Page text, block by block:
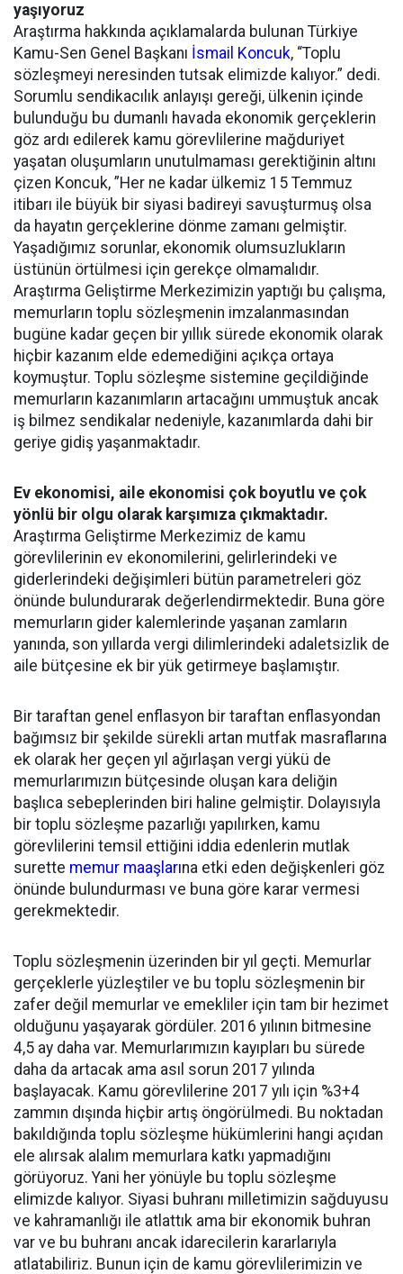
yaşıyoruz
Araştırma hakkında açıklamalarda bulunan Türkiye
Kamu-Sen Genel Başkanı İsmail Koncuk, “Toplu
sözleşmeyi neresinden tutsak elimizde kalıyor.” dedi.
Sorumlu sendikacılık anlayışı gereği, ülkenin içinde
bulunduğu bu dumanlı havada ekonomik gerçeklerin
göz ardı edilerek kamu görevlilerine mağduriyet
yaşatan oluşumların unutulmaması gerektiğinin altını
çizen Koncuk, ”Her ne kadar ülkemiz 15 Temmuz
itibarı ile büyük bir siyasi badireyi savuşturmuş olsa
da hayatın gerçeklerine dönme zamanı gelmiştir.
Yaşadığımız sorunlar, ekonomik olumsuzlukların
üstünün örtülmesi için gerekçe olmamalıdır.
Araştırma Geliştirme Merkezimizin yaptığı bu çalışma,
memurların toplu sözleşmenin imzalanmasından
bugüne kadar geçen bir yıllık sürede ekonomik olarak
hiçbir kazanım elde edemediğini açıkça ortaya
koymuştur. Toplu sözleşme sistemine geçildiğinde
memurların kazanımların artacağını ummuştuk ancak
iş bilmez sendikalar nedeniyle, kazanımlarda dahi bir
geriye gidiş yaşanmaktadır.
Ev ekonomisi, aile ekonomisi çok boyutlu ve çok
yönlü bir olgu olarak karşımıza çıkmaktadır.
Araştırma Geliştirme Merkezimiz de kamu
görevlilerinin ev ekonomilerini, gelirlerindeki ve
giderlerindeki değişimleri bütün parametreleri göz
önünde bulundurarak değerlendirmektedir. Buna göre
memurların gider kalemlerinde yaşanan zamların
yanında, son yıllarda vergi dilimlerindeki adaletsizlik de
aile bütçesine ek bir yük getirmeye başlamıştır.
Bir taraftan genel enflasyon bir taraftan enflasyondan
bağımsız bir şekilde sürekli artan mutfak masraflarına
ek olarak her geçen yıl ağırlaşan vergi yükü de
memurlarımızın bütçesinde oluşan kara deliğin
başlıca sebeplerinden biri haline gelmiştir. Dolayısıyla
bir toplu sözleşme pazarlığı yapılırken, kamu
görevlilerini temsil ettiğini iddia edenlerin mutlak
surette memur maaşlarına etki eden değişkenleri göz
önünde bulundurması ve buna göre karar vermesi
gerekmektedir.
Toplu sözleşmenin üzerinden bir yıl geçti. Memurlar
gerçeklerle yüzleştiler ve bu toplu sözleşmenin bir
zafer değil memurlar ve emekliler için tam bir hezimet
olduğunu yaşayarak gördüler. 2016 yılının bitmesine
4,5 ay daha var. Memurlarımızın kayıpları bu sürede
daha da artacak ama asıl sorun 2017 yılında
başlayacak. Kamu görevlilerine 2017 yılı için %3+4
zammın dışında hiçbir artış öngörülmedi. Bu noktadan
bakıldığında toplu sözleşme hükümlerini hangi açıdan
ele alırsak alalım memurlara katkı yapmadığını
görüyoruz. Yani her yönüyle bu toplu sözleşme
elimizde kalıyor. Siyasi buhranı milletimizin sağduyusu
ve kahramanlığı ile atlattık ama bir ekonomik buhran
var ve bu buhranı ancak idarecilerin kararlarıyla
atlatabiliriz. Bunun için de kamu görevlilerimizin ve